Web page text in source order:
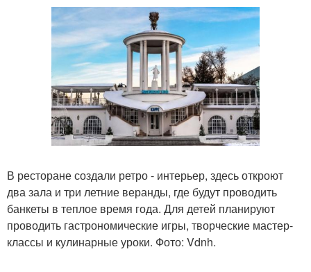
В ресторане создали ретро - интерьер, здесь откроют
два зала и три летние веранды, где будут проводить
банкеты в теплое время года. Для детей планируют
проводить гастрономические игры, творческие мастер-
классы и кулинарные уроки. Фото: Vdnh.